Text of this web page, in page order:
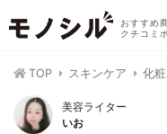
おすすめ
クチコミ
TOP スキンケア 化
美容ライター
いお